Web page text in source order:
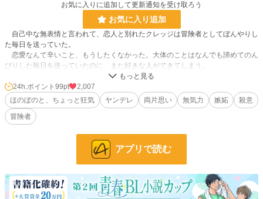
お気に入りに追加して更新通知を受け取ろう
お気に入り追加
自己中な無表情と言われて、恋人と別れたクレッジは冒険者としてぼんやりし
た毎日を送っていた。
恋愛なんて辛いこと、もうしたくなかった。大体のことはなんでも諦めてのん
びりした毎日を送っていたのに、また好きな人ができてしまう。
しかし、告白しようと思っていた大事な日に、知り合いの貴族から、その人が
男娼になることを聞いたクレッジは、そんなの黙って見ていられないと止めに急
ぐが、好きな人はなんだか様子がおかしくて……。
小説
2,588 位 / 31,461 件
24h.ポイント 99 pt
24h.ポイント 99pt
2,007
ほのぼのと、ちょっと狂気
ヤンデレ 両片思い 無気力 嫉妬
殺意
冒険者
アプリで読む